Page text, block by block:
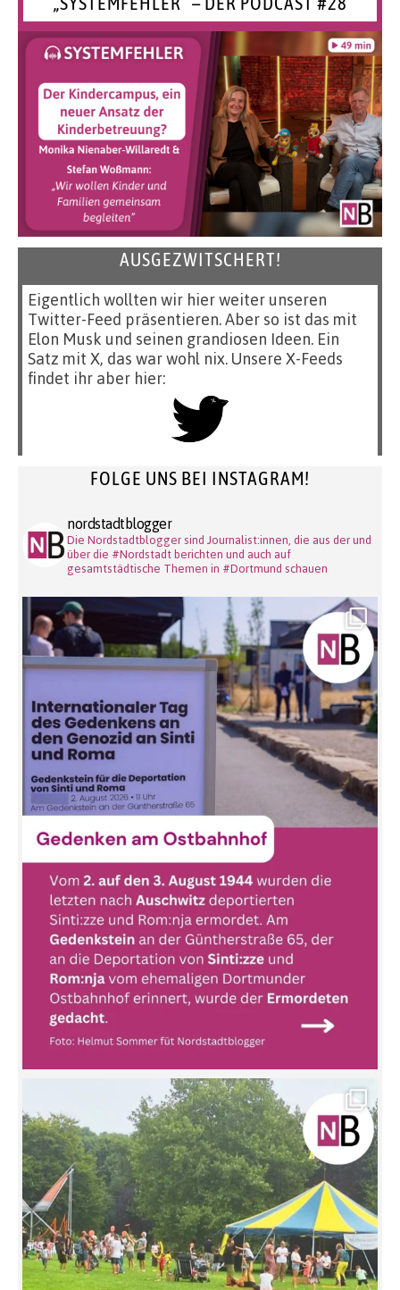
AUSGEZWITSCHERT!
Eigentlich wollten wir hier weiter unseren
Twitter-Feed präsentieren. Aber so ist das mit
Elon Musk und seinen grandiosen Ideen. Ein
Satz mit X, das war wohl nix. Unsere X-Feeds
findet ihr aber hier:
FOLGE UNS BEI INSTAGRAM!
nordstadtblogger
Die Nordstadtblogger sind Journalist:innen, die aus der und
über die #Nordstadt berichten und auch auf
gesamtstädtische Themen in #Dortmund schauen